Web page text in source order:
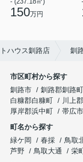
150万円
ハウス釧路店 釧
市区町村から探す
釧路市
釧路郡釧路町
白糠郡白糠町
川上
厚岸郡浜中町
帯広市
町名から探す
緑ケ岡
春採 鳥取
芦野
鳥取大通
栄